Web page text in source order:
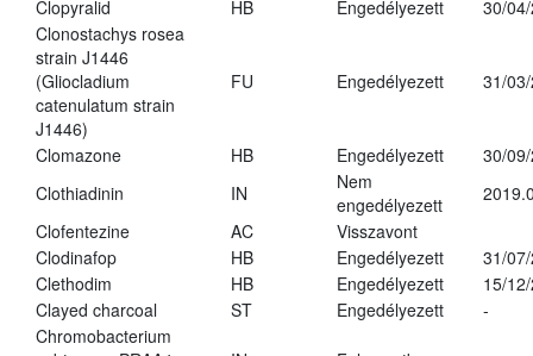
Clopyralid
HB Engedélyezett
30/
Clonostachys rosea
strain J1446
(Gliocladium
catenulatum strain
J1446)
FU Engedélyezett 31/
Clomazone HB Engedélyezett
30/
Clothiadinin
IN
Nem
engedélyezett
Clofentezine
AC
Visszavont
Clodinafop
HB Engedélyezett
31/
Clethodim
HB Engedélyezett
15/
Clayed charcoal
ST Engedélyezett
-
Chromobacterium